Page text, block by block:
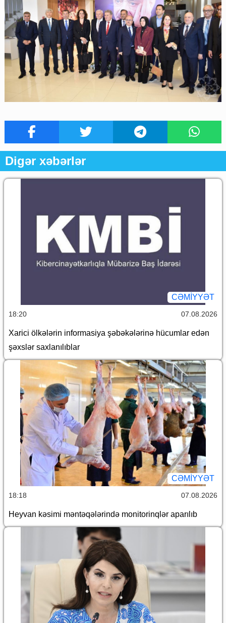
Digər xəbərlər
CƏMİYYƏT
18:20 07.08.2026
Xarici ölkələrin informasiya şəbəkələrinə hücumlar edən
şəxslər saxlanılıblar
CƏMİYYƏT
18:18 07.08.2026
Heyvan kəsimi məntəqələrində monitorinqlər aparılıb